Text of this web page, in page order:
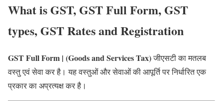
What is GST, GST Full Form, GST
types, GST Rates and Registration
GST Full Form | (Goods and Services Tax)जीएसटी का मतलब
वस्तु एवं सेवा कर है। यह वस्तुओं और सेवाओं की आपूर्ति पर निर्धारित एक
प्रकार का अप्रत्यक्ष कर है।